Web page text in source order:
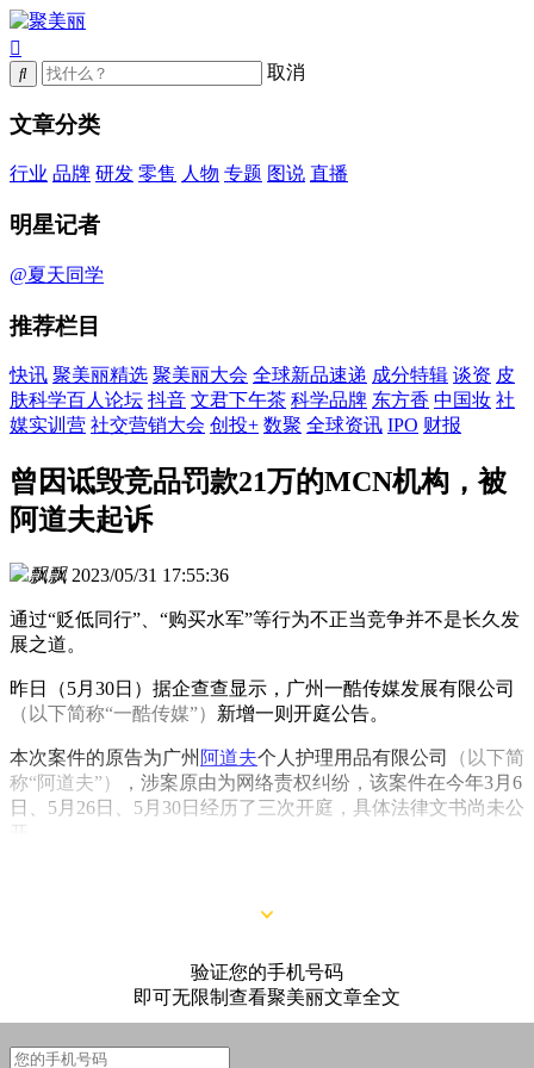
取消
文章分类
行业 品牌 研发 零售 人物 专题 图说 直播
明星记者
@夏天同学
推荐栏目
快讯 聚美丽精选 聚美丽大会 全球新品速递 成分特辑 谈资 皮
肤科学百人论坛 抖音 文君下午茶 科学品牌 东方香 中国妆 社
媒实训营 社交营销大会 创投+ 数聚 全球资讯 IPO 财报
曾因诋毁竞品罚款21万的MCN机构，被
阿道夫起诉
飘飘 2023/05/31 17:55:36
通过“贬低同行”、“购买水军”等行为不正当竞争并不是长久发
展之道。
昨日（5月30日）据企查查显示，广州一酷传媒发展有限公司
（以下简称“一酷传媒”） 新增一则开庭公告。
本次案件的原告为广州阿道夫个人护理用品有限公司
（以下简
称“阿道夫”）
，涉案原由为网络责权纠纷，该案件在今年3月6
日、5月26日、5月30日经历了三次开庭，具体法律文书尚未公
开。
验证您的手机号码
即可无限制查看聚美丽文章全文